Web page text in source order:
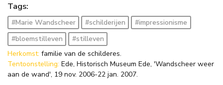
Tags:
#Marie Wandscheer #schilderijen
#impressionisme
#bloemstilleven
#stilleven
Herkomst: familie van de schilderes.
Tentoonstelling: Ede, Historisch Museum Ede, 'Wandscheer weer
aan de wand', 19 nov. 2006-22 jan. 2007.